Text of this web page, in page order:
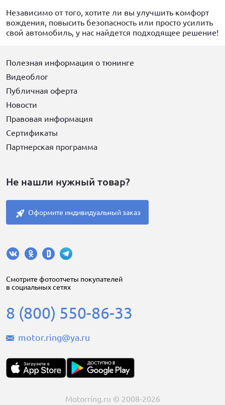
Независимо от того, хотите ли вы улучшить комфорт
вождения, повысить безопасность или просто усилить
свой автомобиль, у нас найдется подходящее решение!
Полезная информация о тюнинге
Видеоблог
Публичная оферта
Новости
Правовая информация
Сертификаты
Партнерская программа
Не нашли нужный товар?
Оформите индивидуальный заказ
Cмотрите фотоотчеты покупателей
в социальных сетях
8 (800) 550-86-33
motor.ring@ya.ru
Motorring.ru © 2008-2026